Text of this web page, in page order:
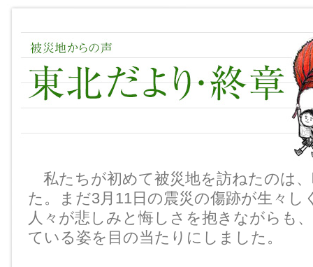
私たちが初めて被災地を訪ねたのは
た。まだ3月11日の震災の傷跡が生々し
人々が悲しみと悔しさを抱きながらも
ている姿を目の当たりにしました。